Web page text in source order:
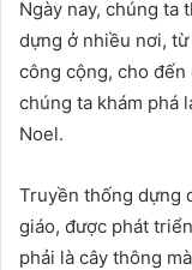
Ngày nay, chúng ta
dựng ở nhiều nơi,
công cộng, cho
chúng ta khám phá
Noel.
Truyền thống dựng
giáo, được phát
phải là cây thông